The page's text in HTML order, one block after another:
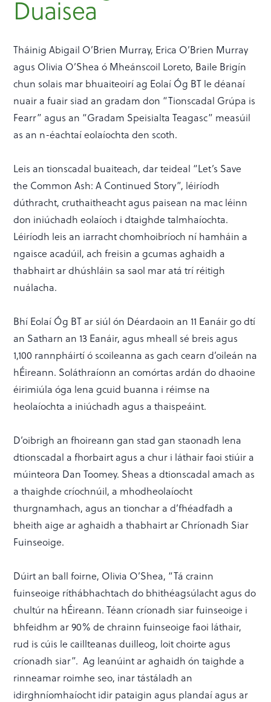
Duaisea
Tháinig Abigail O’Brien Murray, Erica O’Brien Murray
agus Olivia O’Shea ó Mheánscoil Loreto, Baile Brigín
chun solais mar bhuaiteoirí ag Eolaí Óg BT le déanaí
nuair a fuair siad an gradam don “Tionscadal Grúpa is
Fearr” agus an “Gradam Speisialta Teagasc” measúil
as an n-éachtaí eolaíochta den scoth.
Leis an tionscadal buaiteach, dar teideal “Let’s Save
the Common Ash: A Continued Story”, léiríodh
dúthracht, cruthaitheacht agus paisean na mac léinn
don iniúchadh eolaíoch i dtaighde talmhaíochta.
Léiríodh leis an iarracht chomhoibríoch ní hamháin a
ngaisce acadúil, ach freisin a gcumas aghaidh a
thabhairt ar dhúshláin sa saol mar atá trí réitigh
nuálacha.
Bhí Eolaí Óg BT ar siúl ón Déardaoin an 11 Eanáir go dtí
an Satharn an 13 Eanáir, agus mheall sé breis agus
1,100 rannpháirtí ó scoileanna as gach cearn d’oileán na
hÉireann. Soláthraíonn an comórtas ardán do dhaoine
éirimiúla óga lena gcuid buanna i réimse na
heolaíochta a iniúchadh agus a thaispeáint.
D’oibrigh an fhoireann gan stad gan staonadh lena
dtionscadal a fhorbairt agus a chur i láthair faoi stiúir a
múinteora Dan Toomey. Sheas a dtionscadal amach as
a thaighde críochnúil, a mhodheolaíocht
thurgnamhach, agus an tionchar a d’fhéadfadh a
bheith aige ar aghaidh a thabhairt ar Chríonadh Siar
Fuinseoige.
Dúirt an ball foirne, Olivia O’Shea, “Tá crainn
fuinseoige ríthábhachtach do bhithéagsúlacht agus do
chultúr na hÉireann. Téann críonadh siar fuinseoige i
bhfeidhm ar 90% de chrainn fuinseoige faoi láthair,
rud is cúis le caillteanas duilleog, loit choirte agus
críonadh siar”. Ag leanúint ar aghaidh ón taighde a
rinneamar roimhe seo, inar tástáladh an
idirghníomhaíocht idir pataigin agus plandaí agus ar